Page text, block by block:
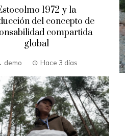
1972 y la
del concepto de
compartida
global
demo Hace 3 días